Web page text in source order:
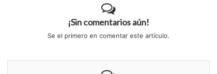
¡Sin comentarios aún!
Se el primero en comentar este artículo.